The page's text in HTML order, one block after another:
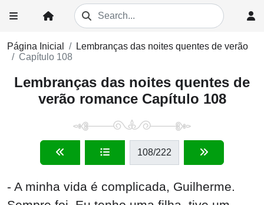
Página Inicial
Lembranças das noites quentes de verão
Capítulo 108
Lembranças das noites quentes de
verão romance Capítulo 108
108/222
- A minha vida é complicada, Guilherme.